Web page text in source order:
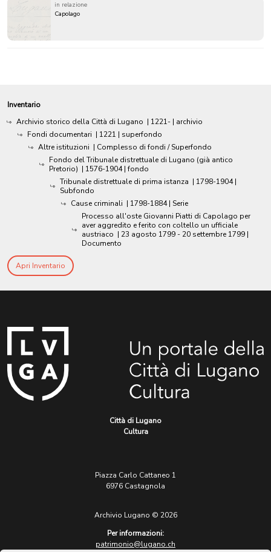
in relazione
Capolago
Inventario
Archivio storico della Città di Lugano | 1221- | archivio
Fondi documentari | 1221 | superfondo
Altre istituzioni | Complesso di fondi / Superfondo
Fondo del Tribunale distrettuale di Lugano (già antico
Pretorio) | 1576-1904 | fondo
Tribunale distrettuale di prima istanza | 1798-1904 |
Subfondo
Cause criminali | 1798-1884 | Serie
Processo all'oste Giovanni Piatti di Capolago per
aver aggredito e ferito con coltello un ufficiale
austriaco | 23 agosto 1799 - 20 settembre 1799 |
Documento
Apri Inventario
Città di Lugano
Cultura
Piazza Carlo Cattaneo 1
6976 Castagnola
Archivio Lugano © 2026
Per informazioni:
patrimonio@lugano.ch